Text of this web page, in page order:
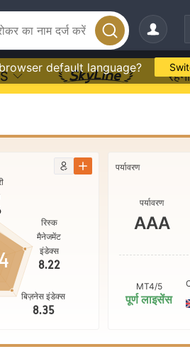
default language?
रहना
बिज़नेस इंडेक्स
8.35
रिस्क
मैनेजमेंट
इंडेक्स
8.22
पर्यावरण
पर्यावरण
AAA
MT4/5
पूर्ण लाइसेंस